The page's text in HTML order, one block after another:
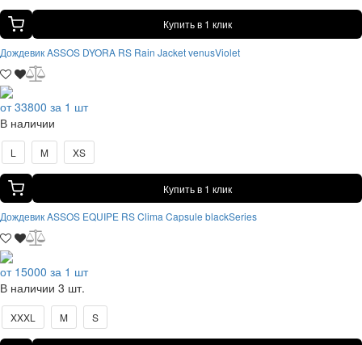
Купить в 1 клик
Дождевик ASSOS DYORA RS Rain Jacket venusViolet
от 33800 за 1 шт
В наличии
L M XS
Купить в 1 клик
Дождевик ASSOS EQUIPE RS Clima Capsule blackSeries
от 15000 за 1 шт
В наличии 3 шт.
XXXL M S